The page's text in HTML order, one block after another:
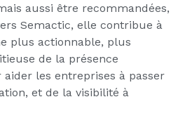
aussi être recommandées,
Semactic, elle contribue à
plus actionnable, plus
de la présence
les entreprises à passer
et de la visibilité à